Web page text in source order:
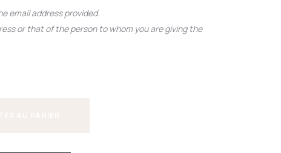
email address provided.
or that of the person to whom you are giving the